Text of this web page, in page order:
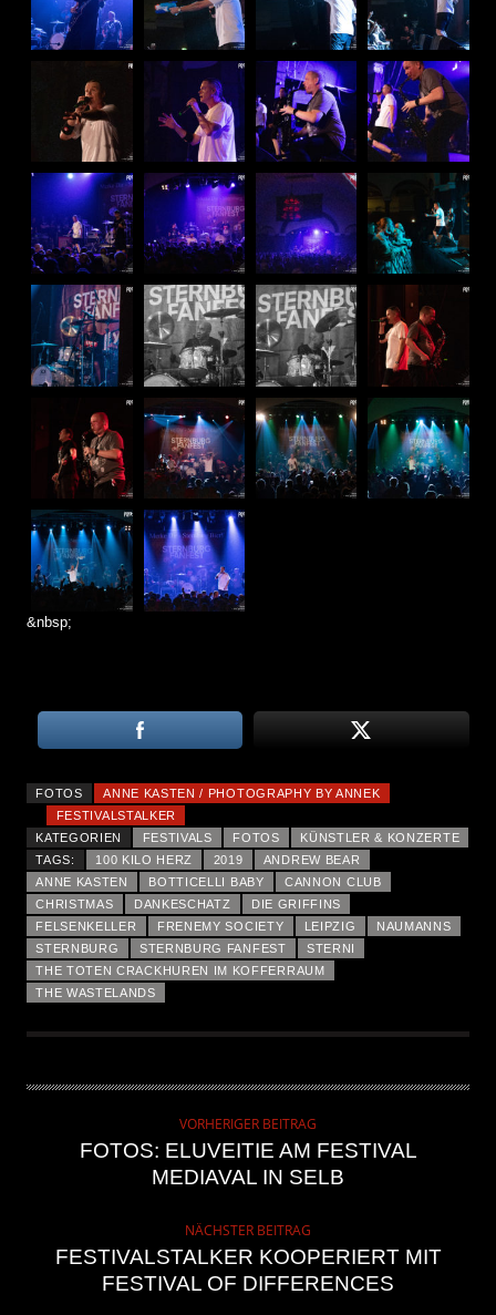
&nbsp;
FOTOS
ANNE KASTEN / PHOTOGRAPHY BY ANNEK
FESTIVALSTALKER
KATEGORIEN
FESTIVALS FOTOS
KÜNSTLER & KONZERTE
TAGS:
100 KILO HERZ 2019
ANDREW BEAR
ANNE KASTEN
BOTTICELLI BABY
CANNON CLUB
CHRISTMAS
DANKESCHATZ
DIE GRIFFINS
FELSENKELLER
FRENEMY SOCIETY LEIPZIG
NAUMANNS
STERNBURG
STERNBURG FANFEST
STERNI
THE TOTEN CRACKHUREN IM KOFFERRAUM
THE WASTELANDS
VORHERIGER BEITRAG
FOTOS: ELUVEITIE AM FESTIVAL
MEDIAVAL IN SELB
NÄCHSTER BEITRAG
FESTIVALSTALKER KOOPERIERT MIT
FESTIVAL OF DIFFERENCES